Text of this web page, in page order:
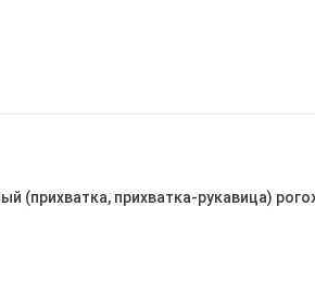
(прихватка, прихватка-рукавица)